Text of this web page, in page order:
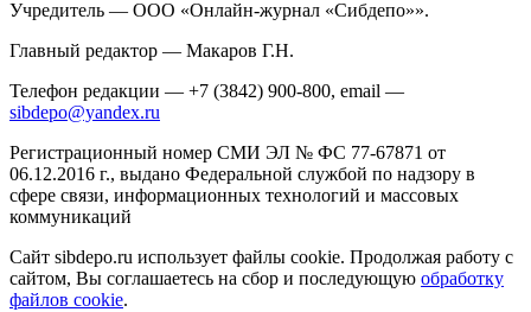
Учредитель — ООО «Онлайн-журнал «Сибдепо»».
Главный редактор — Макаров Г.Н.
Телефон редакции — +7 (3842) 900-800, email —
sibdepo@yandex.ru
Регистрационный номер СМИ ЭЛ № ФС 77-67871 от
06.12.2016 г., выдано Федеральной службой по надзору в
сфере связи, информационных технологий и массовых
коммуникаций
Сайт sibdepo.ru использует файлы cookie. Продолжая работу с
сайтом, Вы соглашаетесь на сбор и последующую обработку
файлов cookie.